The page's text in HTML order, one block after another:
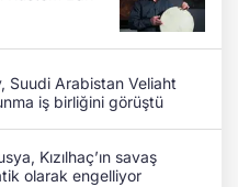
Suudi Arabistan Veliaht
iş birliğini görüştü
Kızılhaç’ın savaş
olarak engelliyor